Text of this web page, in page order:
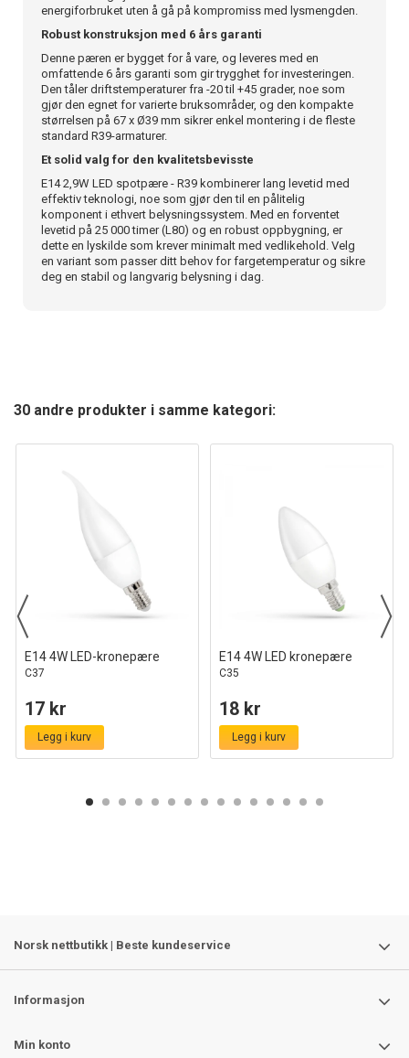
energiforbruket uten å gå på kompromiss med lysmengden.
Robust konstruksjon med 6 års garanti
Denne pæren er bygget for å vare, og leveres med en
omfattende 6 års garanti som gir trygghet for investeringen.
Den tåler driftstemperaturer fra -20 til +45 grader, noe som
gjør den egnet for varierte bruksområder, og den kompakte
størrelsen på 67 x Ø39 mm sikrer enkel montering i de fleste
standard R39-armaturer.
Et solid valg for den kvalitetsbevisste
E14 2,9W LED spotpære - R39 kombinerer lang levetid med
effektiv teknologi, noe som gjør den til en pålitelig
komponent i ethvert belysningssystem. Med en forventet
levetid på 25 000 timer (L80) og en robust oppbygning, er
dette en lyskilde som krever minimalt med vedlikehold. Velg
en variant som passer ditt behov for fargetemperatur og sikre
deg en stabil og langvarig belysning i dag.
30 andre produkter i samme kategori:
E14 4W LED-kronepære
C37
17 kr
Legg i kurv
E14 4W LED kronepære
C35
18 kr
Legg i kurv
Norsk nettbutikk | Beste kundeservice
Informasjon
Min konto